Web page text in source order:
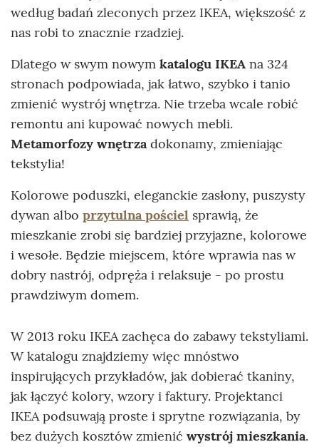
według badań zleconych przez IKEA, większość z
nas robi to znacznie rzadziej.
Dlatego w swym nowym katalogu IKEA na 324
stronach podpowiada, jak łatwo, szybko i tanio
zmienić wystrój wnętrza. Nie trzeba wcale robić
remontu ani kupować nowych mebli.
Metamorfozy wnętrzadokonamy, zmieniając
tekstylia!
Kolorowe poduszki, eleganckie zasłony, puszysty
dywan albo przytulna pościel sprawią, że
mieszkanie zrobi się bardziej przyjazne, kolorowe
i wesołe. Będzie miejscem, które wprawia nas w
dobry nastrój, odpręża i relaksuje - po prostu
prawdziwym domem.
W 2013 roku IKEA zachęca do zabawy tekstyliami.
W katalogu znajdziemy więc mnóstwo
inspirujących przykładów, jak dobierać tkaniny,
jak łączyć kolory, wzory i faktury. Projektanci
IKEA podsuwają proste i sprytne rozwiązania, by
bez dużych kosztów zmienić wystrój mieszkania.